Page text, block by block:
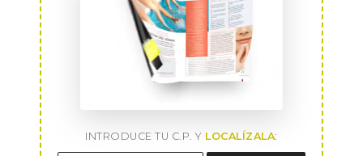
INTRODUCE TU C.P. Y LOCALÍZALA: